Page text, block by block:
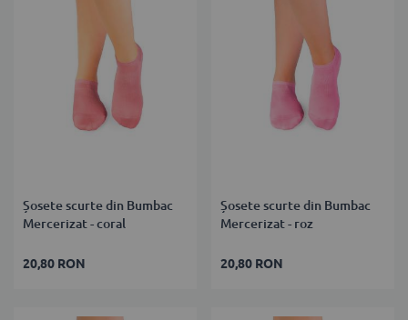
Șosete scurte din Bumbac
Mercerizat - coral
20,80 RON
Șosete scurte din Bumbac
Mercerizat - roz
20,80 RON